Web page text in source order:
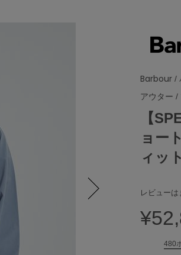
Barbour /
アウター /
【
ョー
ィッ
レビュー
480